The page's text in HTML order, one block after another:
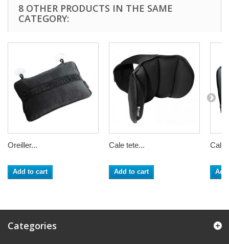
8 OTHER PRODUCTS IN THE SAME
CATEGORY:
Oreiller...
Add to cart
Cale tete...
Add to cart
Cale
Categories